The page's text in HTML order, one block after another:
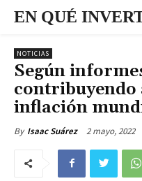
EN QUÉ
NOTICIAS
Según
contribuyendo
inflación
By Isaac Suárez 2 mayo, 2022